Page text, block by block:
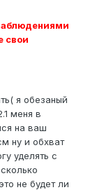
свои
я обезаный
меня в
на ваш
ну и обхват
уделять с
не будет ли